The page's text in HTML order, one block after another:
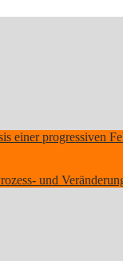
einer progressiven
und